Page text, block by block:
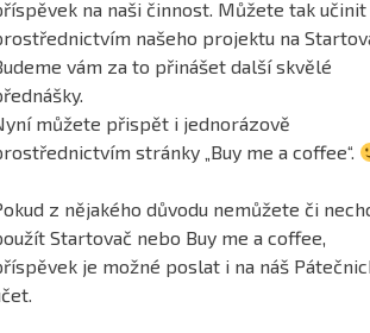
na naši činnost. Můžete tak učinit
našeho projektu na
vám za to přinášet další skvělé
můžete přispět i jednorázově
stránky „Buy me a coffee“.
z nějakého důvodu nemůžete či
Startovač nebo Buy me a coffee,
je možné poslat i na náš